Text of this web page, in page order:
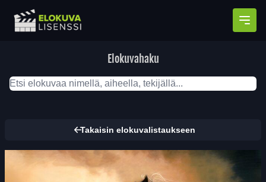
Elokuvahaku
Takaisin elokuvalistaukseen